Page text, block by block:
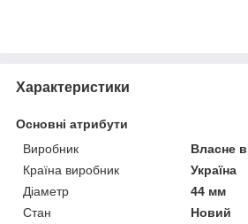
Характеристики
Основні атрибути
Виробник
Власне
Країна виробник
Україна
Діаметр
44 мм
Стан
Новий